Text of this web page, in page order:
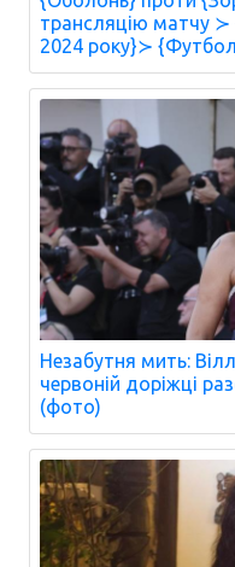
трансляцію матчу ≻
2024 року}≻
Незабутня мить:
червоній доріжці
(фото)